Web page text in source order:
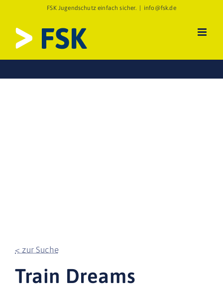
springen
FSK Jugendschutz einfach sicher. info@fsk.de
< zur Suche
Train Dreams